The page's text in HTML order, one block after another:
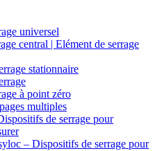
universel
central | Elément de serrage
stationnaire
à point zéro
multiples
de serrage pour
– Dispositifs de serrage pour